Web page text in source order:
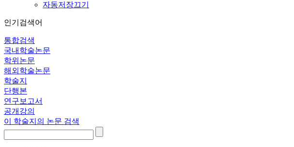
자동저장끄기
인기검색어
통합검색
국내학술논문
학위논문
해외학술논문
학술지
단행본
연구보고서
공개강의
이 학술지의 논문 검색